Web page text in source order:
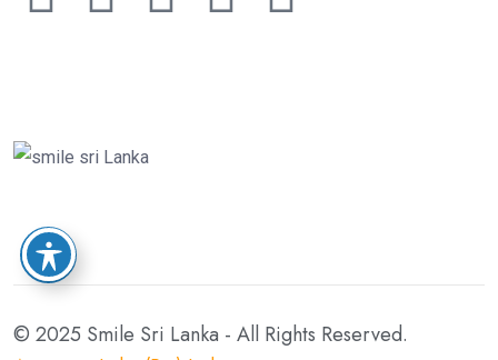
© 2025 Smile Sri Lanka - All Rights Reserved.